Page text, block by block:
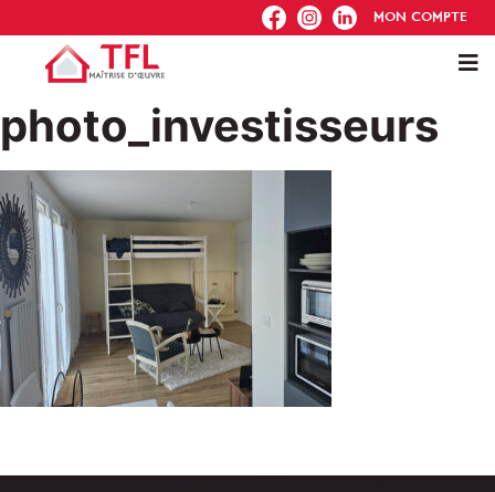
FB IG IN MON COMPTE
photo_investisseurs